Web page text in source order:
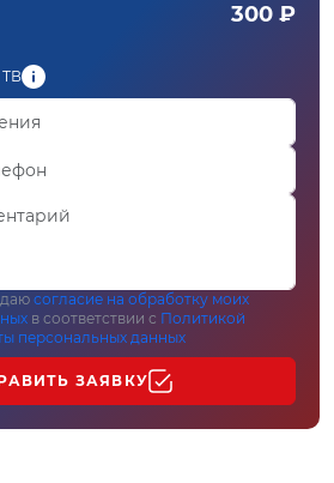
300 ₽
согласие на обработку моих
в соответствии с Политикой
персональных данных
ЗАЯВКУ